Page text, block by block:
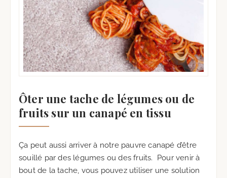
Ôter une tache de légumes ou de
fruits sur un canapé en tissu
Ça peut aussi arriver à notre pauvre canapé d’être
souillé par des légumes ou des fruits. Pour venir à
bout de la tache, vous pouvez utiliser une solution